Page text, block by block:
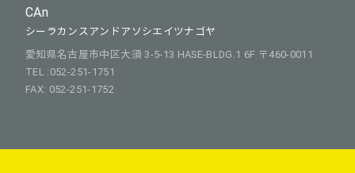
CAn
シーラカンスアンドアソシエイツナゴヤ
愛知県名古屋市中区大須 3-5-13 HASE-BLDG.1 6F 〒460-0011
TEL :052-251-1751
FAX: 052-251-1752